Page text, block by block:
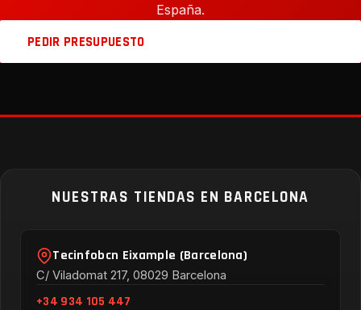
España.
PEDIR PRESUPUESTO
NUESTRAS TIENDAS EN BARCELONA
Tecinfobcn Eixample (Barcelona)
C/ Viladomat 217, 08029 Barcelona
+34 934 105 447